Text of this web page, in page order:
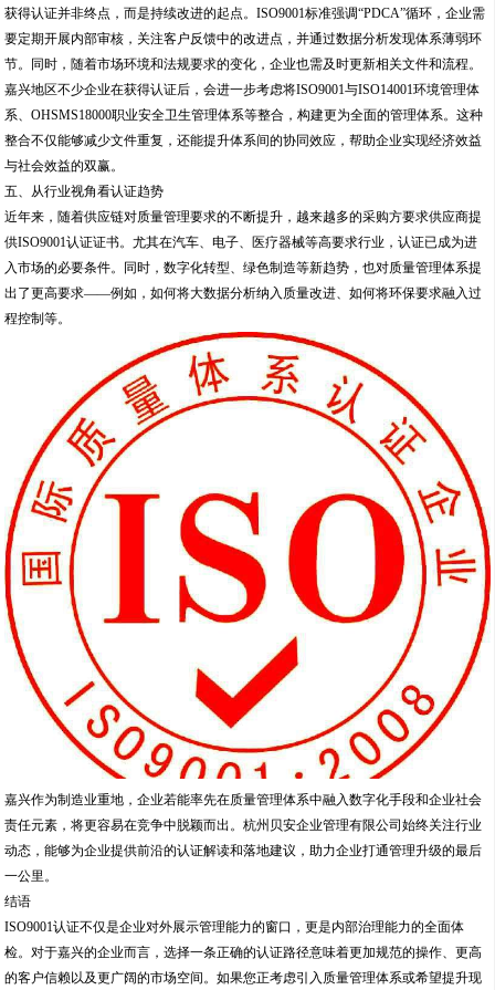
获得认证并非终点，而是持续改进的起点。ISO9001标准强调“PDCA”循环，企业需
要定期开展内部审核，关注客户反馈中的改进点，并通过数据分析发现体系薄弱环
节。同时，随着市场环境和法规要求的变化，企业也需及时更新相关文件和流程。
嘉兴地区不少企业在获得认证后，会进一步考虑将ISO9001与ISO14001环境管理体
系、OHSMS18000职业安全卫生管理体系等整合，构建更为全面的管理体系。这种
整合不仅能够减少文件重复，还能提升体系间的协同效应，帮助企业实现经济效益
与社会效益的双赢。
五、从行业视角看认证趋势
近年来，随着供应链对质量管理要求的不断提升，越来越多的采购方要求供应商提
供ISO9001认证证书。尤其在汽车、电子、医疗器械等高要求行业，认证已成为进
入市场的必要条件。同时，数字化转型、绿色制造等新趋势，也对质量管理体系提
出了更高要求——例如，如何将大数据分析纳入质量改进、如何将环保要求融入过
程控制等。
嘉兴作为制造业重地，企业若能率先在质量管理体系中融入数字化手段和企业社会
责任元素，将更容易在竞争中脱颖而出。杭州贝安企业管理有限公司始终关注行业
动态，能够为企业提供前沿的认证解读和落地建议，助力企业打通管理升级的最后
一公里。
结语
ISO9001认证不仅是企业对外展示管理能力的窗口，更是内部治理能力的全面体
检。对于嘉兴的企业而言，选择一条正确的认证路径意味着更加规范的操作、更高
的客户信赖以及更广阔的市场空间。如果您正考虑引入质量管理体系或希望提升现